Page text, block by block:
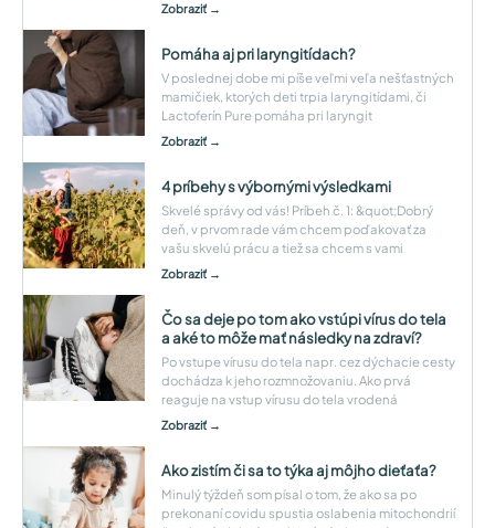
Zobraziť →
Pomáha aj pri laryngitídach?
V poslednej dobe mi píše veľmi veľa nešťastných
mamičiek, ktorých deti trpia laryngitídami, či
Lactoferín Pure pomáha pri laryngit
Zobraziť →
4 príbehy s výbornými výsledkami
Skvelé správy od vás! Príbeh č. 1: &quot;Dobrý
deň, v prvom rade vám chcem poďakovať za
vašu skvelú prácu a tiež sa chcem s vami
Zobraziť →
Čo sa deje po tom ako vstúpi vírus do tela
a aké to môže mať následky na zdraví?
Po vstupe vírusu do tela napr. cez dýchacie cesty
dochádza k jeho rozmnožovaniu. Ako prvá
reaguje na vstup vírusu do tela vrodená
Zobraziť →
Ako zistím či sa to týka aj môjho dieťaťa?
Minulý týždeň som písal o tom, že ako sa po
prekonaní covidu spustia oslabenia mitochondrií